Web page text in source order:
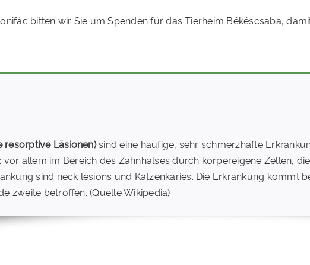
bitten wir Sie um Spenden für das Tierheim Békéscsaba,
resorptive Läsionen)sind eine häufige, sehr schmerzhafte
allem im Bereich des Zahnhalses durch körpereigene Zellen,
sind neck lesions und Katzenkaries. Die Erkrankung kommt
zweite betroffen. (Quelle Wikipedia)